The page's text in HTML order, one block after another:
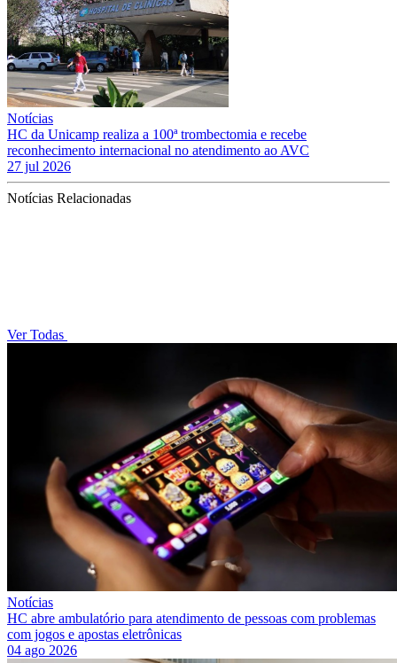
Notícias
HC da Unicamp realiza a 100ª trombectomia e recebe
reconhecimento internacional no atendimento ao AVC
27 jul 2026
Notícias Relacionadas
Ver Todas
Notícias
HC abre ambulatório para atendimento de pessoas com problemas
com jogos e apostas eletrônicas
04 ago 2026